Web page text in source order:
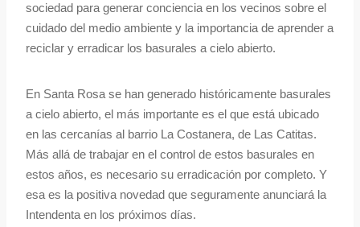
sociedad para generar conciencia en los vecinos sobre el
cuidado del medio ambiente y la importancia de aprender a
reciclar y erradicar los basurales a cielo abierto.
En Santa Rosa se han generado históricamente basurales
a cielo abierto, el más importante es el que está ubicado
en las cercanías al barrio La Costanera, de Las Catitas.
Más allá de trabajar en el control de estos basurales en
estos años, es necesario su erradicación por completo. Y
esa es la positiva novedad que seguramente anunciará la
Intendenta en los próximos días.